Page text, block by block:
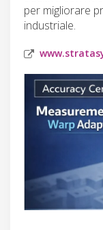
per migliorare
industriale.